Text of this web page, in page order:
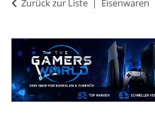
Zurück zur Liste Eisenwaren